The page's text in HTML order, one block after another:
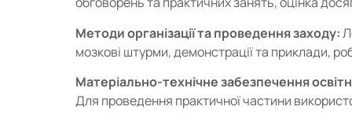
Методи організації та проведення заходу:
мозкові штурми, демонстрації та приклади,
Матеріально-технічне забезпечення
Для проведення практичної частини